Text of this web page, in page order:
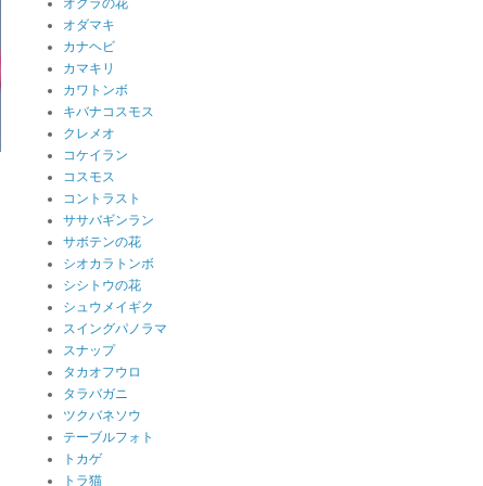
オクラの花
オダマキ
カナヘビ
カマキリ
カワトンボ
キバナコスモス
クレメオ
コケイラン
コスモス
コントラスト
ササバギンラン
サボテンの花
シオカラトンボ
シシトウの花
シュウメイギク
スイングパノラマ
スナップ
タカオフウロ
タラバガニ
ツクバネソウ
テーブルフォト
トカゲ
トラ猫